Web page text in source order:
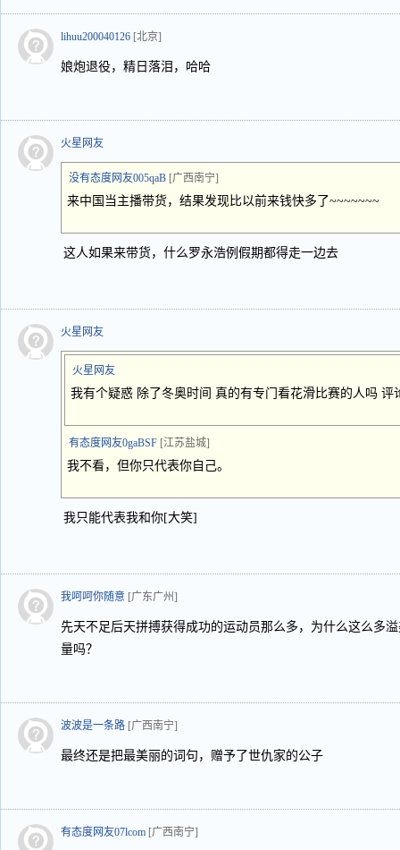
lihuu200040126 [北京]
娘炮退役，精日落泪，哈哈
火星网友
没有态度网友005qaB [广西南宁]
来中国当主播带货，结果发现比以前来钱快多了~~~~~~~
这人如果来带货，什么罗永浩例假期都得走一边去
火星网友
火星网友
我有个疑惑 除了冬奥时间 真的有专门看花滑比赛的人吗 评
有态度网友0gaBSF [江苏盐城]
我不看，但你只代表你自己。
我只能代表我和你[大笑]
我呵呵你随意 [广东广州]
先天不足后天拼搏获得成功的运动员那么多，为什么这么多
量吗？
波波是一条路 [广西南宁]
最终还是把最美丽的词句，赠予了世仇家的公子
有态度网友07lcom [广西南宁]